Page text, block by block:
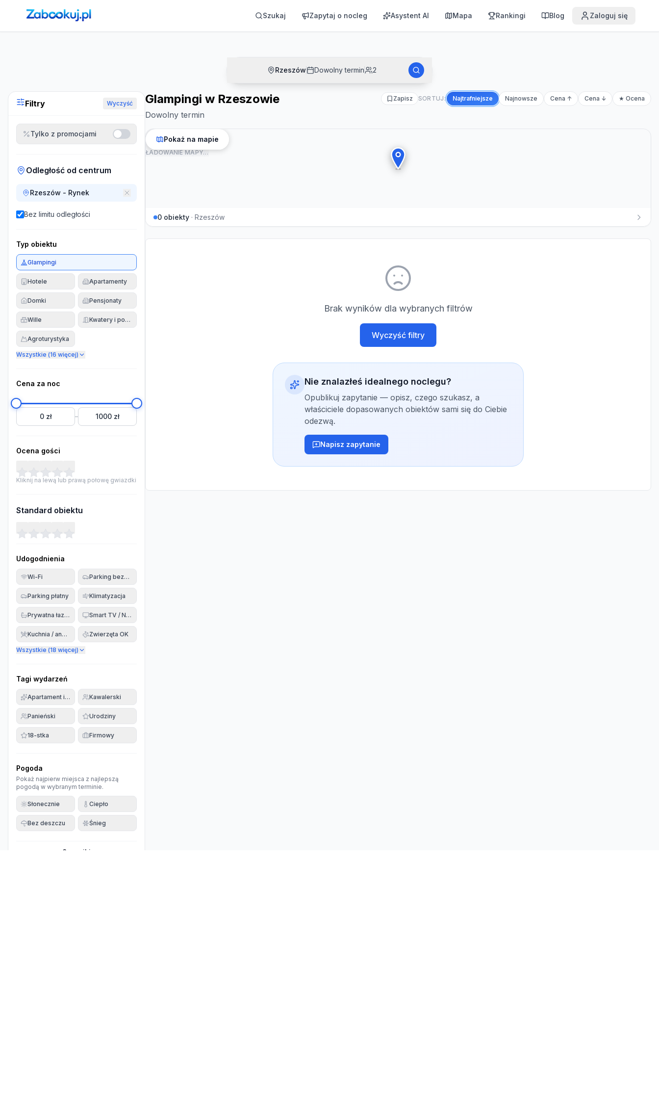
Strona główna ›Noclegi Szukaj Zapytaj o nocleg Asystent AI Mapa Rankingi Blog Zaloguj się
Rzeszów Dowolny termin 2
Filtry Wyczyść
Tylko z promocjami
Odległość od centrum
Rzeszów - Rynek
Bez limitu odległości
Typ obiektu
Glampingi
Hotele Apartamenty
Domki Pensjonaty
Wille Kwatery i pokoje
Agroturystyka
Wszystkie (16 więcej)
Cena za noc
0 zł – 1000 zł
Ocena gości
Kliknij na lewą lub prawą połowę gwiazdki
Standard obiektu
Udogodnienia
Wi-Fi Parking bezpłatny
Parking płatny Klimatyzacja
Prywatna łazienka Smart TV / Netflix
Kuchnia / aneks Zwierzęta OK
Wszystkie (18 więcej)
Tagi wydarzeń
Apartament imprezowyKawalerski
Panieński Urodziny
18-stka Firmowy
Pogoda
Pokaż najpierw miejsca z najlepszą
pogodą w wybranym terminie.
Słonecznie Ciepło
Bez deszczu Śnieg
0 wyniki
Glampingi w Rzeszowie
Dowolny termin
Zapisz SORTUJ: Najtrafniejsze Najnowsze Cena ↑ Cena ↓ ★ Ocena
ŁADOWANIE MAPY…
Pokaż na mapie
0 obiekty · Rzeszów
Brak wyników dla wybranych filtrów
Wyczyść filtry
Nie znalazłeś idealnego noclegu?
Opublikuj zapytanie — opisz, czego szukasz, a
właściciele dopasowanych obiektów sami się do Ciebie
odezwą.
Napisz zapytanie